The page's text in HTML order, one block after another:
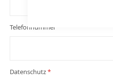
Telefonnummer
Datenschutz